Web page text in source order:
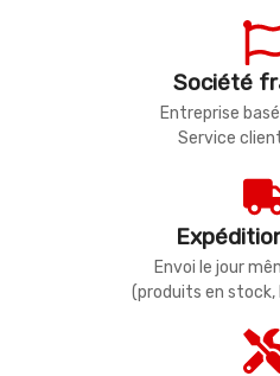
Société
Entreprise
Service
Envoi le jour
(produits en stock,